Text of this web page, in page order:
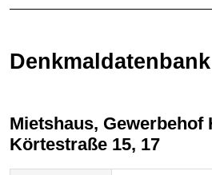
Denkmaldatenbank
Mietshaus, Gewerbehof
Körtestraße 15, 17